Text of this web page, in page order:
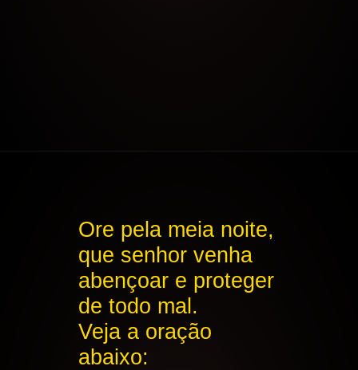
Ore pela meia noite,
que senhor venha
abençoar e proteger
de todo mal.
Veja a oração
abaixo: